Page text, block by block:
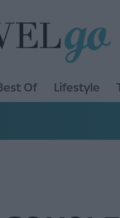
Of Lifestyle